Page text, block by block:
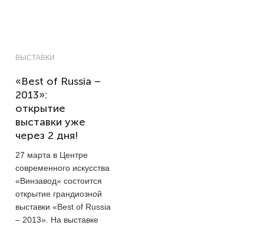
ВЫСТАВКИ
«Best of Russia –
2013»:
открытие
выставки уже
через 2 дня!
27 марта в Центре
современного искусства
«Винзавод» состоится
открытие грандиозной
выставки «Best of Russia
– 2013». На выставке